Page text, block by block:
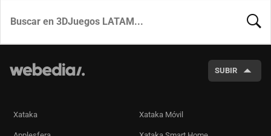
SUBIR
Xataka Xataka Móvil